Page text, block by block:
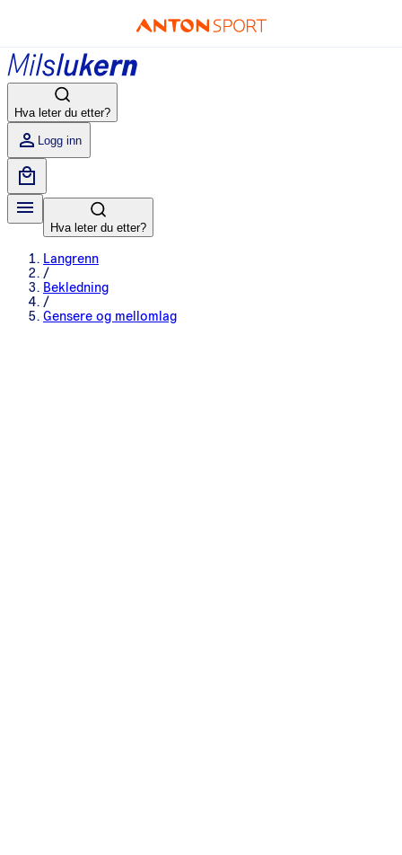
Hva leter du etter?
Logg inn
Hva leter du etter?
Langrenn
/
Bekledning
/
Gensere og mellomlag